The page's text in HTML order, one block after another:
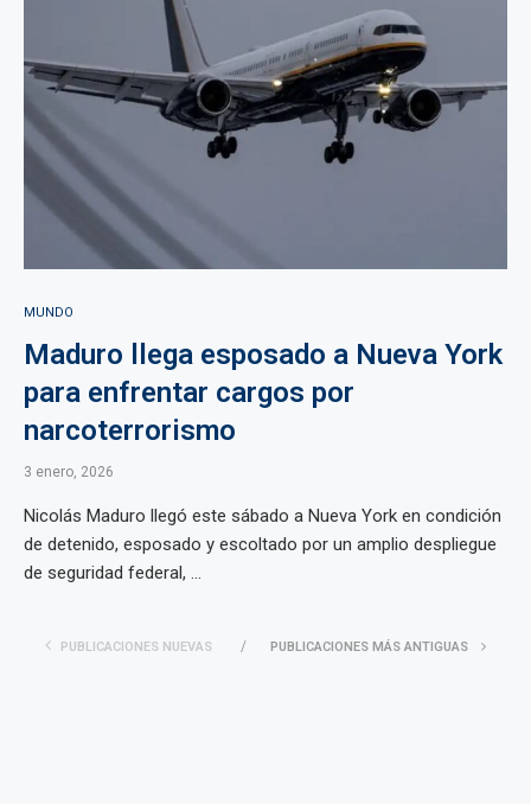
MUNDO
Maduro llega esposado a Nueva York
para enfrentar cargos por
narcoterrorismo
3 enero, 2026
Nicolás Maduro llegó este sábado a Nueva York en condición
de detenido, esposado y escoltado por un amplio despliegue
de seguridad federal, ...
PUBLICACIONES NUEVAS PUBLICACIONES MÁS ANTIGUAS